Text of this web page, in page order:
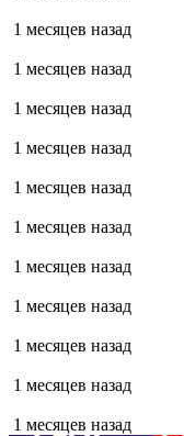
1 месяцев назад
1 месяцев назад
1 месяцев назад
1 месяцев назад
1 месяцев назад
1 месяцев назад
1 месяцев назад
1 месяцев назад
1 месяцев назад
1 месяцев назад
1 месяцев назад